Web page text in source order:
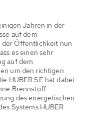
Jahren in der
auf dem
der Öffentlichkeit nun
es einen sehr
auf dem
um den richtigen
HUBER SE hat dabei
Brennstoff
des energetischen
Systems HUBER